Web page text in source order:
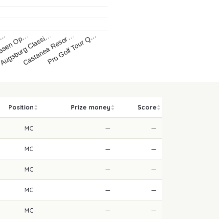
Op…Classi…
Castanea Resor…
Pro Golf Tour Q…
Position Prize money Score
MC — —
MC — —
MC — —
MC — —
MC — —